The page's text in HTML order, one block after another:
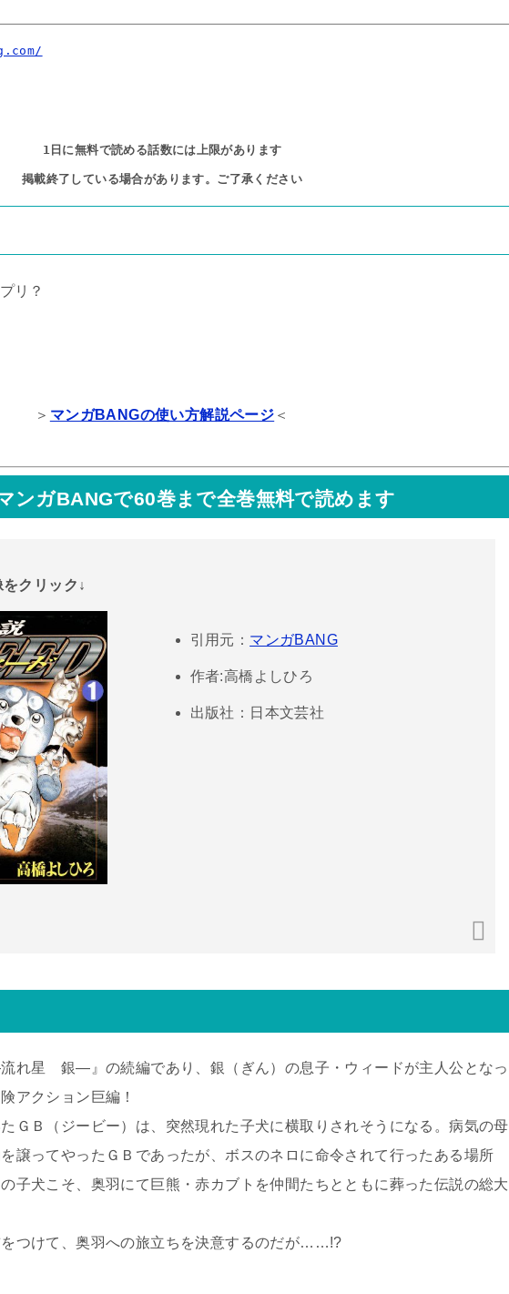
1日に無料で読める話数には上限があります
掲載終了している場合があります。ご了承ください
リ？
＞ マンガBANGの使い方解説ページ ＜
ンガBANGで60巻まで全巻無料で読めます
クリック↓
引用元： マンガBANG
作者:高橋よしひろ
出版社：日本文芸社
れ星 銀―』の続編であり、銀（ぎん）の息子・ウィードが主人公となっ
アクション巨編！
ＧＢ（ジービー）は、突然現れた子犬に横取りされそうになる。病気の母
譲ってやったＧＢであったが、ボスのネロに命令されて行ったある場所
子犬こそ、奥羽にて巨熊・赤カブトを仲間たちとともに葬った伝説の総大
をつけて、奥羽への旅立ちを決意するのだが……!?